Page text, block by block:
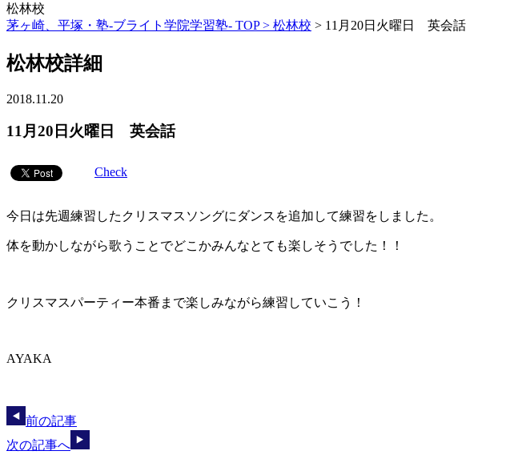
松林校
茅ヶ崎、平塚・塾-ブライト学院学習塾- TOP > 松林校 > 11月20日火曜日 英会話
松林校詳細
2018.11.20
11月20日火曜日 英会話
Check
今日は先週練習したクリスマスソングにダンスを追加して練習をしました。
体を動かしながら歌うことでどこかみんなとても楽しそうでした！！
クリスマスパーティー本番まで楽しみながら練習していこう！
AYAKA
前の記事
次の記事へ